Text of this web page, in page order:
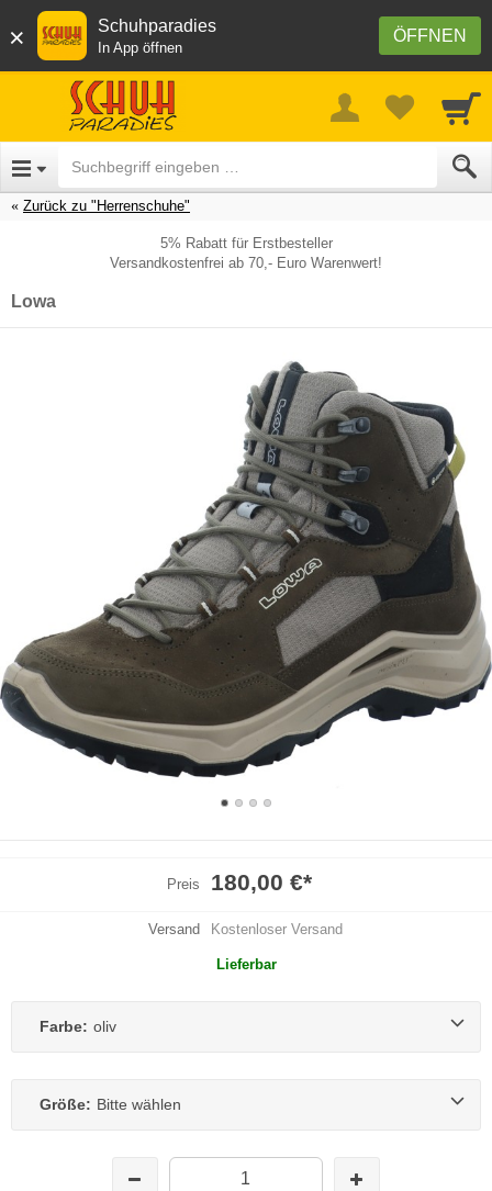
× ÖFFNEN
Schuhparadies
In App öffnen
Zurück zu "Herrenschuhe"
5% Rabatt für Erstbesteller
Versandkostenfrei ab 70,- Euro Warenwert!
Lowa
Preis 180,00 €*
Versand Kostenloser Versand
Lieferbar
Farbe: oliv
Größe: Bitte wählen